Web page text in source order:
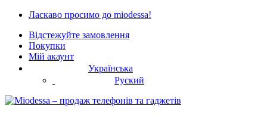
Skip
navigation
Skip
content
Ласкаво просимо до miodessa!
Відстежуйте замовлення
Покупки
Мій акаунт
Українська
Руский